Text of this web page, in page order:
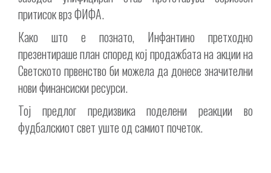
притисок врз ФИФА.
Како што е познато, Инфантино претходно
презентираше план според кој продажбата на акции на
Светското првенство би можела да донесе значителни
нови финансиски ресурси.
Тој предлог предизвика поделени реакции во
фудбалскиот свет уште од самиот почеток.